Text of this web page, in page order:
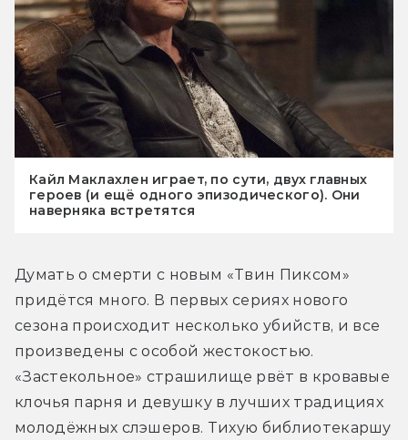
Кайл Маклахлен играет, по сути, двух главных
героев (и ещё одного эпизодического). Они
наверняка встретятся
Думать о смерти с новым «Твин Пиксом»
придётся много. В первых сериях нового
сезона происходит несколько убийств, и все
произведены с особой жестокостью.
«Застекольное» страшилище рвёт в кровавые
клочья парня и девушку в лучших традициях
молодёжных слэшеров. Тихую библиотекаршу